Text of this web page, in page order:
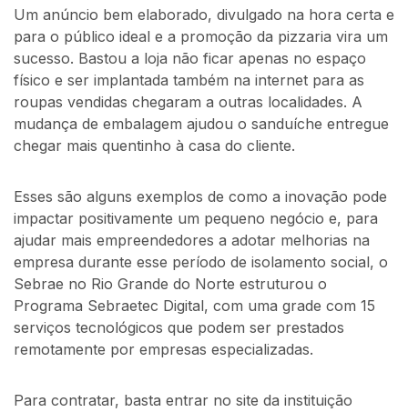
Um anúncio bem elaborado, divulgado na hora certa e
para o público ideal e a promoção da pizzaria vira um
sucesso. Bastou a loja não ficar apenas no espaço
físico e ser implantada também na internet para as
roupas vendidas chegaram a outras localidades. A
mudança de embalagem ajudou o sanduíche entregue
chegar mais quentinho à casa do cliente.
Esses são alguns exemplos de como a inovação pode
impactar positivamente um pequeno negócio e, para
ajudar mais empreendedores a adotar melhorias na
empresa durante esse período de isolamento social, o
Sebrae no Rio Grande do Norte estruturou o
Programa Sebraetec Digital, com uma grade com 15
serviços tecnológicos que podem ser prestados
remotamente por empresas especializadas.
Para contratar, basta entrar no site da instituição